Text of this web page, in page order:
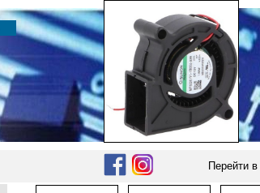
Перейти в